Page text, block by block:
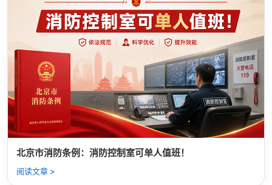
北京市消防条例：消防控制室可单人值班！
阅读文章 >